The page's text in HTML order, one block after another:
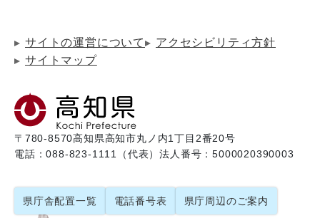
サイトの運営について
アクセシビリティ方針
サイトマップ
〒780-8570高知県高知市丸ノ内1丁目2番20号
電話：088-823-1111（代表）法人番号：5000020390003
県庁舎配置一覧 電話番号表 県庁周辺のご案内